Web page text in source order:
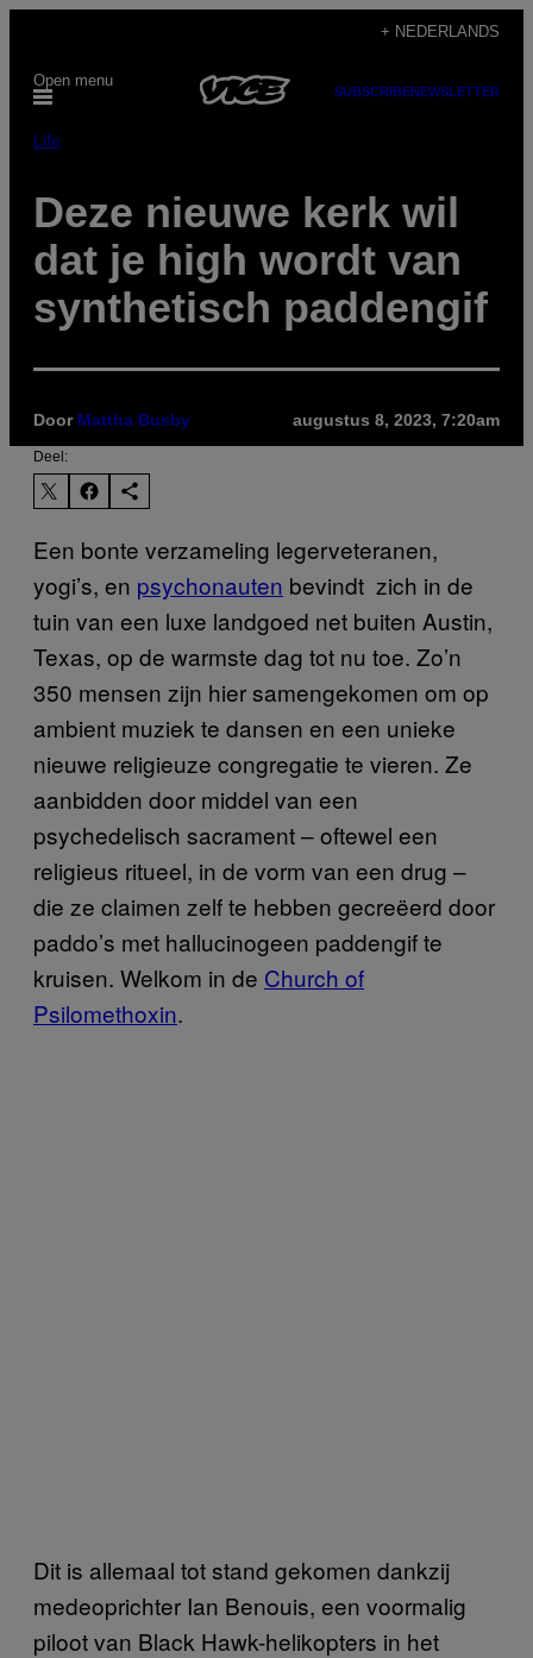
de
inhoud
+ NEDERLANDS
Open menu
SUBSCRIBENEWSLETTER
Life
Deze nieuwe kerk wil
dat je high wordt van
synthetisch paddengif
Door Mattha Busby augustus 8, 2023, 7:20am
Deel:
Een bonte verzameling legerveteranen,
yogi’s, en psychonauten bevindt zich in de
tuin van een luxe landgoed net buiten Austin,
Texas, op de warmste dag tot nu toe. Zo’n
350 mensen zijn hier samengekomen om op
ambient muziek te dansen en een unieke
nieuwe religieuze congregatie te vieren. Ze
aanbidden door middel van een
psychedelisch sacrament – oftewel een
religieus ritueel, in de vorm van een drug –
die ze claimen zelf te hebben gecreëerd door
paddo’s met hallucinogeen paddengif te
kruisen. Welkom in de Church of
Psilomethoxin.
Dit is allemaal tot stand gekomen dankzij
medeoprichter Ian Benouis, een voormalig
piloot van Black Hawk-helikopters in het